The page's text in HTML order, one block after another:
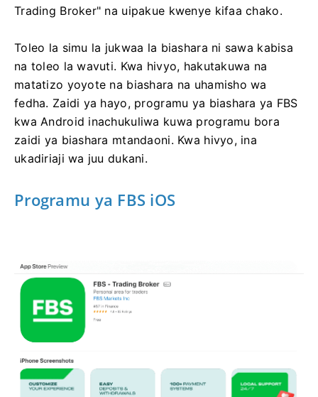
Trading Broker" na uipakue kwenye kifaa chako.
Toleo la simu la jukwaa la biashara ni sawa kabisa
na toleo la wavuti. Kwa hivyo, hakutakuwa na
matatizo yoyote na biashara na uhamisho wa
fedha. Zaidi ya hayo, programu ya biashara ya FBS
kwa Android inachukuliwa kuwa programu bora
zaidi ya biashara mtandaoni. Kwa hivyo, ina
ukadiriaji wa juu dukani.
Programu ya FBS iOS